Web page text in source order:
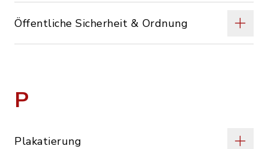
Öffentliche Sicherheit & Ordnung
P
Plakatierung